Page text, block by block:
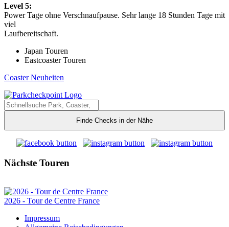
Level 5:
Power Tage ohne Verschnaufpause. Sehr lange 18 Stunden Tage mit
viel
Laufbereitschaft.
Japan Touren
Eastcoaster Touren
Coaster Neuheiten
Finde Checks in der Nähe
Nächste Touren
2026 - Tour de Centre France
Impressum